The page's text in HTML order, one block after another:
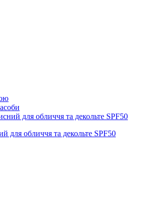
для обличчя та декольте SPF50